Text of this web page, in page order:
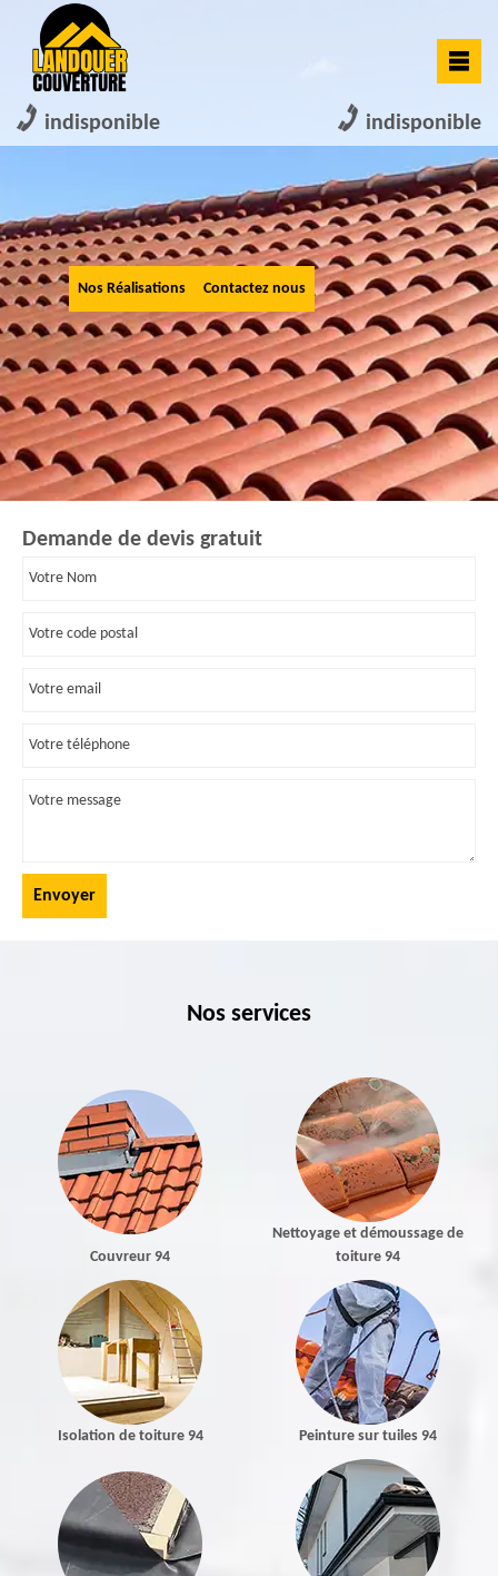
indisponible indisponible
Nos Réalisations Contactez nous
Demande de devis gratuit
Nos services
Couvreur 94
Nettoyage et démoussage de
toiture 94
Isolation de toiture 94 Peinture sur tuiles 94